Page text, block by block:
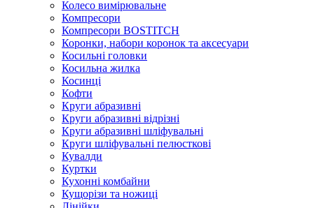
Колесо вимірювальне
Компресори
Компресори BOSTITCH
Коронки, набори коронок та аксесуари
Косильні головки
Косильна жилка
Косинці
Кофти
Круги абразивні
Круги абразивні відрізні
Круги абразивні шліфувальні
Круги шліфувальні пелюсткові
Кувалди
Куртки
Кухонні комбайни
Кущорізи та ножиці